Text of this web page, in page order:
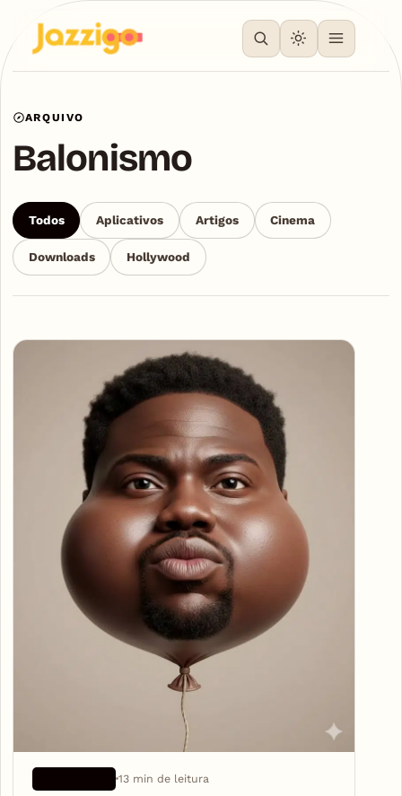
ARQUIVO
Balonismo
Todos Aplicativos Artigos Cinema
Downloads Hollywood
Articles
13 min de leitura